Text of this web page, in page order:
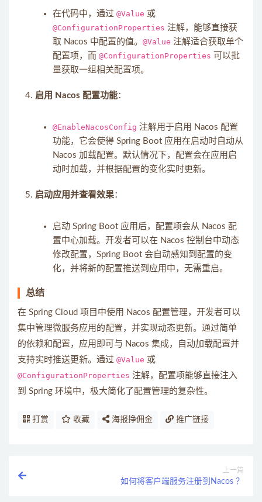
在代码中，通过 @Value 或
@ConfigurationProperties 注解，能够直接获
取 Nacos 中配置的值。 @Value 注解适合获取单个
配置项，而 @ConfigurationProperties 可以批
量获取一组相关配置项。
启用 Nacos 配置功能：
@EnableNacosConfig 注解用于启用 Nacos 配置
功能，它会使得 Spring Boot 应用在启动时自动从
Nacos 加载配置。默认情况下，配置会在应用启
动时加载，并根据配置的变化实时更新。
启动应用并查看效果：
启动 Spring Boot 应用后，配置项会从 Nacos 配
置中心加载。开发者可以在 Nacos 控制台中动态
修改配置，Spring Boot 会自动感知到配置的变
化，并将新的配置推送到应用中，无需重启。
总结
在 Spring Cloud 项目中使用 Nacos 配置管理，开发者可以
集中管理微服务应用的配置，并实现动态更新。通过简单
的依赖和配置，应用即可与 Nacos 集成，自动加载配置并
支持实时推送更新。通过 @Value 或
@ConfigurationProperties 注解，配置项能够直接注入
到 Spring 环境中，极大简化了配置管理的复杂性。
打赏 收藏 海报挣佣金 推广链接
上一篇
如何将客户端服务注册到Nacos ？